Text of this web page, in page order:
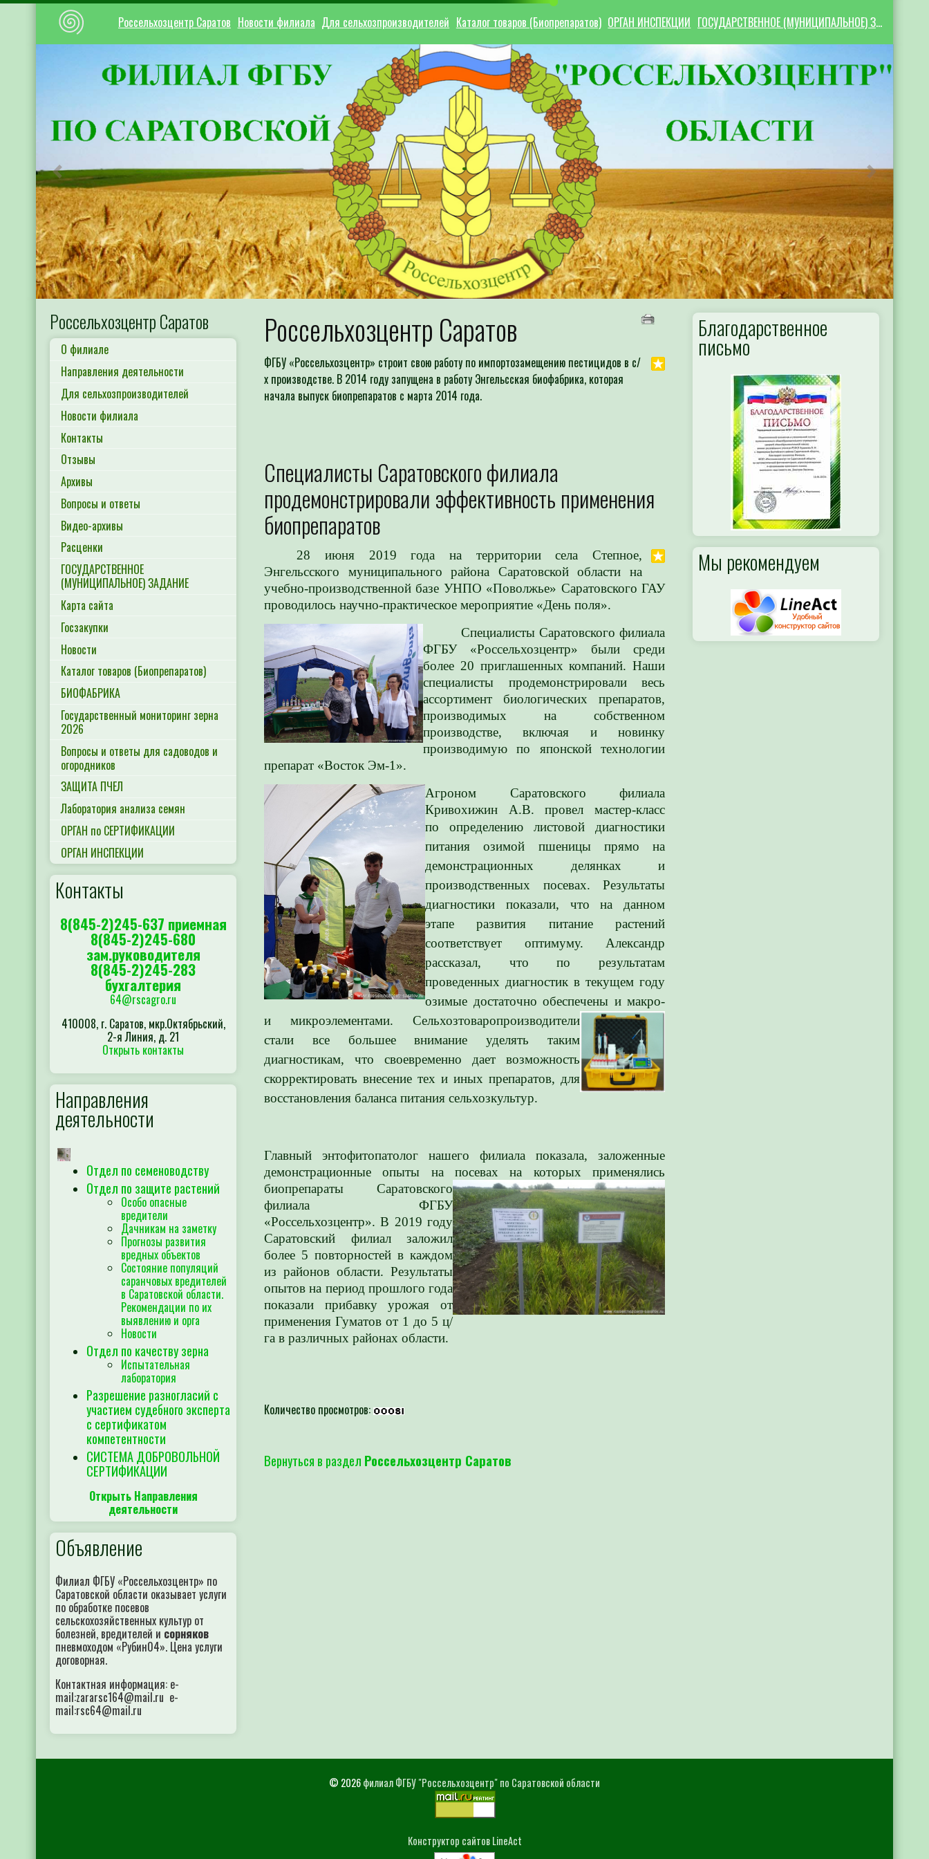
Россельхозцентр Саратов Новости филиала Для сельхозпроизводителей Каталог товаров (Биопрепаратов) ОРГАН ИНСПЕКЦИИ ГОСУДАРСТВЕННОЕ (МУНИЦИПАЛЬНОЕ) ЗАДАНИЕ
Предыдущий Следующий
Россельхозцентр Саратов
О филиале
Направления деятельности
Для сельхозпроизводителей
Новости филиала
Контакты
Отзывы
Архивы
Вопросы и ответы
Видео-архивы
Расценки
ГОСУДАРСТВЕННОЕ
(МУНИЦИПАЛЬНОЕ) ЗАДАНИЕ
Карта сайта
Госзакупки
Новости
Каталог товаров (Биопрепаратов)
БИОФАБРИКА
Государственный мониторинг зерна
2026
Вопросы и ответы для садоводов и
огородников
ЗАЩИТА ПЧЕЛ
Лаборатория анализа семян
ОРГАН по СЕРТИФИКАЦИИ
ОРГАН ИНСПЕКЦИИ
Контакты
8(845-2)245-637 приемная
8(845-2)245-680
зам.руководителя
8(845-2)245-283
бухгалтерия
64@rscagro.ru
410008, г. Саратов, мкр.Октябрьский,
2-я Линия, д. 21
Открыть контакты
Направления
деятельности
Отдел по семеноводству
Отдел по защите растений
Особо опасные
вредители
Дачникам на заметку
Прогнозы развития
вредных объектов
Состояние популяций
саранчовых вредителей
в Саратовской области.
Рекомендации по их
выявлению и орга
Новости
Отдел по качеству зерна
Испытательная
лаборатория
Разрешение разногласий с
участием судебного эксперта
с сертификатом
компетентности
СИСТЕМА ДОБРОВОЛЬНОЙ
СЕРТИФИКАЦИИ
Открыть Направления
деятельности
Объявление
Филиал ФГБУ «Россельхозцентр» по
Саратовской области оказывает услуги
по обработке посевов
сельскохозяйственных культур от
болезней, вредителей и сорняков
пневмоходом «Рубин04». Цена услуги
договорная.
Контактная информация: e-
mail:zararsc164@mail.ru e-
mail:rsc64@mail.ru
Россельхозцентр Саратов
ФГБУ «Россельхозцентр» строит свою работу по импортозамещению пестицидов в с/
х производстве. В 2014 году запущена в работу Энгельсская биофабрика, которая
начала выпуск биопрепаратов с марта 2014 года.
Специалисты Саратовского филиала
продемонстрировали эффективность применения
биопрепаратов
28 июня 2019 года на территории села Степное,
Энгельсского муниципального района Саратовской области на
учебно-производственной базе УНПО «Поволжье» Саратовского ГАУ
проводилось научно-практическое мероприятие «День поля».
Специалисты Саратовского филиала
ФГБУ «Россельхозцентр» были среди
более 20 приглашенных компаний. Наши
специалисты продемонстрировали весь
ассортимент биологических препаратов,
производимых на собственном
производстве, включая и новинку
производимую по японской технологии
препарат «Восток Эм-1».
Агроном Саратовского филиала
Кривохижин А.В. провел мастер-класс
по определению листовой диагностики
питания озимой пшеницы прямо на
демонстрационных делянках и
производственных посевах. Результаты
диагностики показали, что на данном
этапе развития питание растений
соответствует оптимуму. Александр
рассказал, что по результатам
проведенных диагностик в текущем году
озимые достаточно обеспечены и макро-
и микроэлементами. Сельхозтоваропроизводители
стали все большее внимание уделять таким
диагностикам, что своевременно дает возможность
скорректировать внесение тех и иных препаратов, для
восстановления баланса питания сельхозкультур.
Главный энтофитопатолог нашего филиала показала, заложенные
демонстрационные опыты на посевах на которых применялись
биопрепараты Саратовского
филиала ФГБУ
«Россельхозцентр». В 2019 году
Саратовский филиал заложил
более 5 повторностей в каждом
из районов области. Результаты
опытов на период прошлого года
показали прибавку урожая от
применения Гуматов от 1 до 5 ц/
га в различных районах области.
Количество просмотров:
Вернуться в раздел Россельхозцентр Саратов
Благодарственное
письмо
Мы рекомендуем
© 2026филиал ФГБУ "Россельхозцентр" по Саратовской области
Конструктор сайтов LineAct